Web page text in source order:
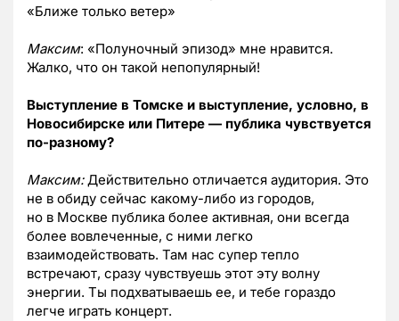
«Ближе только ветер»
Максим: «Полуночный эпизод» мне нравится.
Жалко, что он такой непопулярный!
Выступление в Томске и выступление, условно, в
Новосибирске или Питере — публика чувствуется
по-разному?
Максим:Действительно отличается аудитория. Это
не в обиду сейчас какому-либо из городов,
но в Москве публика более активная, они всегда
более вовлеченные, с ними легко
взаимодействовать. Там нас супер тепло
встречают, сразу чувствуешь этот эту волну
энергии. Ты подхватываешь ее, и тебе гораздо
легче играть концерт.